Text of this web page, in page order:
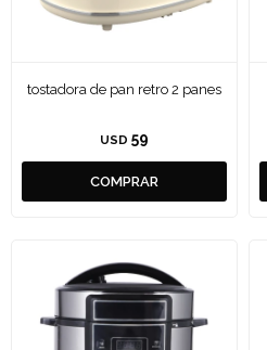
tostadora de pan retro 2 panes
USD 59